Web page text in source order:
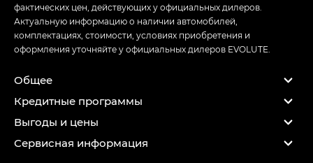
фактических цен, действующих у официальных дилеров.
Актуальную информацию о наличии автомобилей,
комплектациях, стоимости, условиях приобретения и
оформления уточняйте у официальных дилеров EVOLUTE.
Общее
Кредитные программы
Выгоды и цены
Сервисная информация